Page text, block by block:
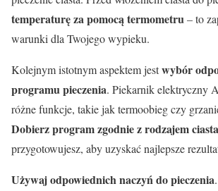
temperaturę za pomocą termometru– to
warunki dla Twojego wypieku.
Kolejnym istotnym aspektem jestwybór
programu pieczenia. Piekarnik elektryczny
różne funkcje, takie jak termoobieg czy
Dobierz program zgodnie z rodzajem ciasta
przygotowujesz, aby uzyskać najlepsze
Używaj odpowiednich naczyń do pieczenia